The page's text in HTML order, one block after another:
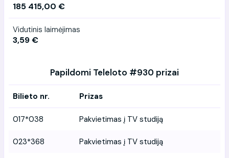
185 415,00 €
Vidutinis laimėjimas
3,59 €
Papildomi Teleloto #930 prizai
Bilieto nr. Prizas
017*038 Pakvietimas į TV studiją
023*368 Pakvietimas į TV studiją